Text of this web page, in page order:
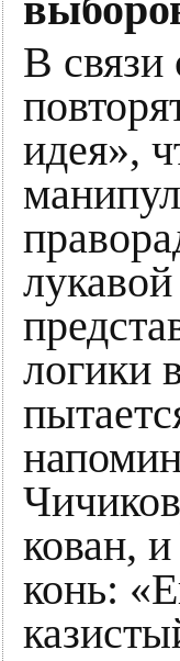
В связи
идея»,
логики
кован,
конь: